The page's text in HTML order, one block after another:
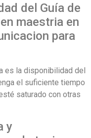
del Guía de
maestria en
para
es la disponibilidad del
el suficiente tiempo
saturado con otras
y